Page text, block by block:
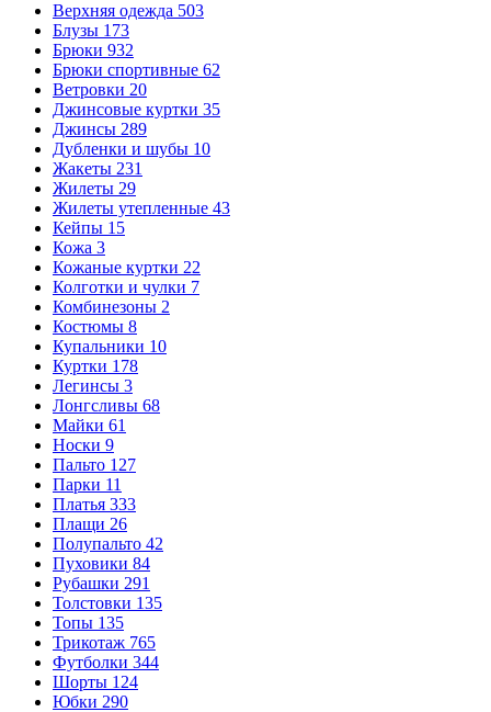
Верхняя одежда 503
Блузы 173
Брюки 932
Брюки спортивные 62
Ветровки 20
Джинсовые куртки 35
Джинсы 289
Дубленки и шубы 10
Жакеты 231
Жилеты 29
Жилеты утепленные 43
Кейпы 15
Кожа 3
Кожаные куртки 22
Колготки и чулки 7
Комбинезоны 2
Костюмы 8
Купальники 10
Куртки 178
Легинсы 3
Лонгсливы 68
Майки 61
Носки 9
Пальто 127
Парки 11
Платья 333
Плащи 26
Полупальто 42
Пуховики 84
Рубашки 291
Толстовки 135
Топы 135
Трикотаж 765
Футболки 344
Шорты 124
Юбки 290